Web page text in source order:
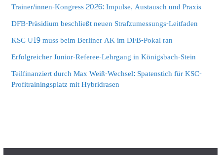
Trainer/innen-Kongress 2026: Impulse, Austausch und Praxis
DFB-Präsidium beschließt neuen Strafzumessungs-Leitfaden
KSC U19 muss beim Berliner AK im DFB-Pokal ran
Erfolgreicher Junior-Referee-Lehrgang in Königsbach-Stein
Teilfinanziert durch Max Weiß-Wechsel: Spatenstich für KSC-
Profitrainingsplatz mit Hybridrasen